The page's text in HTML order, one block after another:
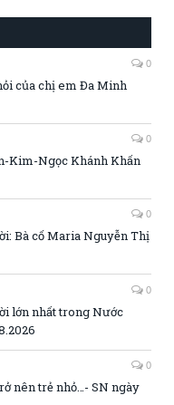
0
của chị em Đa Minh
0
Kim-Ngọc Khánh Khấn
0
Bà cố Maria Nguyễn Thị
0
lớn nhất trong Nước
0
nên trẻ nhỏ…- SN ngày